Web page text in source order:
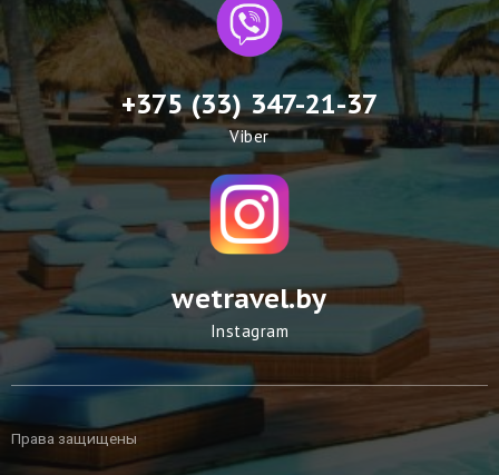
+375 (33) 347-21-37
Viber
wetravel.by
Instagram
Права защищены